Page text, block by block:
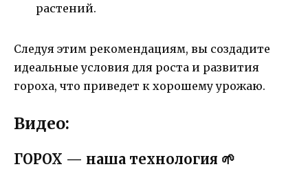
растений.
Следуя этим рекомендациям, вы создадите
идеальные условия для роста и развития
гороха, что приведет к хорошему урожаю.
Видео:
ГОРОХ — наша технология 🌱